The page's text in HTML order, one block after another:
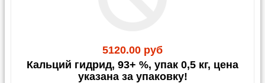
5120.00 руб
Кальций гидрид, 93+ %, упак 0,5 кг, цена
указана за упаковку!